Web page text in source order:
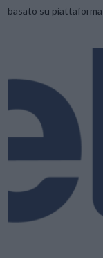
basato su